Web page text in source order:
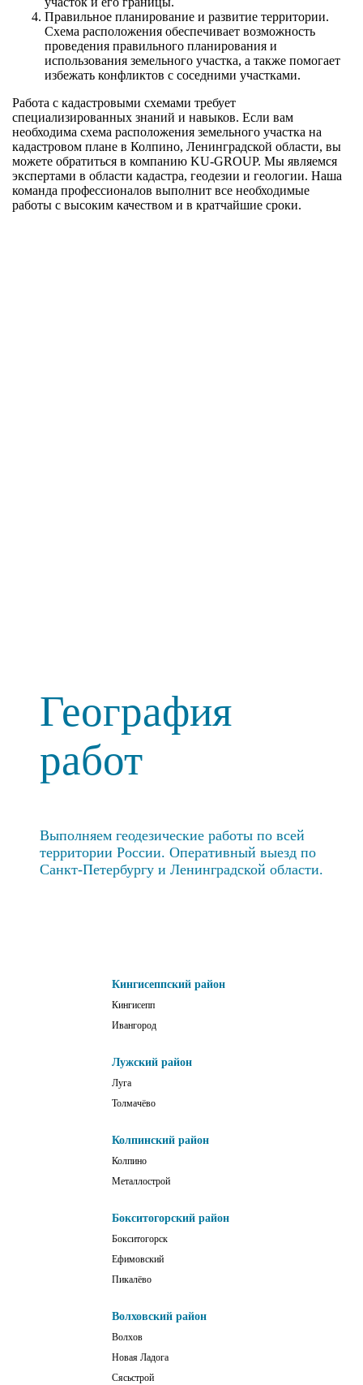
Правильное планирование и развитие территории.
Схема расположения обеспечивает возможность
проведения правильного планирования и
использования земельного участка, а также помогает
избежать конфликтов с соседними участками.
Работа с кадастровыми схемами требует
специализированных знаний и навыков. Если вам
необходима схема расположения земельного участка на
кадастровом плане в Колпино, Ленинградской области, вы
можете обратиться в компанию KU-GROUP. Мы являемся
экспертами в области кадастра, геодезии и геологии. Наша
команда профессионалов выполнит все необходимые
работы с высоким качеством и в кратчайшие сроки.
География
работ
Выполняем геодезические работы по всей
территории России. Оперативный выезд по
Санкт-Петербургу и Ленинградской области.
Кингисеппский район
Кингисепп
Ивангород
Лужский район
Луга
Толмачёво
Колпинский район
Колпино
Металлострой
Бокситогорский район
Бокситогорск
Ефимовский
Пикалёво
Волховский район
Волхов
Новая Ладога
Сясьстрой